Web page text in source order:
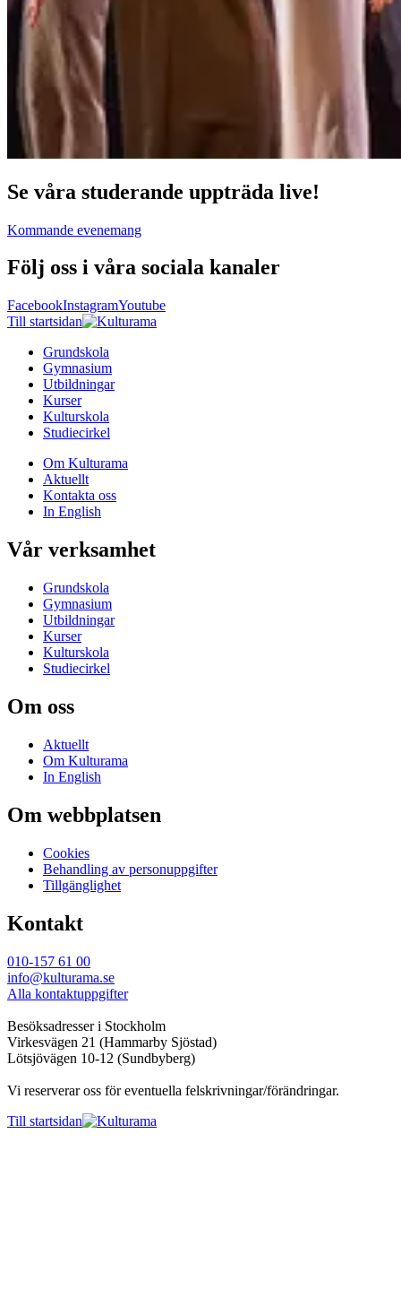
Se våra studerande uppträda live!
Kommande evenemang
Följ oss i våra sociala kanaler
FacebookInstagramYoutube
Till startsidan
Grundskola
Gymnasium
Utbildningar
Kurser
Kulturskola
Studiecirkel
Om Kulturama
Aktuellt
Kontakta oss
In English
Vår verksamhet
Grundskola
Gymnasium
Utbildningar
Kurser
Kulturskola
Studiecirkel
Om oss
Aktuellt
Om Kulturama
In English
Om webbplatsen
Cookies
Behandling av personuppgifter
Tillgänglighet
Kontakt
010-157 61 00
info@kulturama.se
Alla kontaktuppgifter
Besöksadresser i Stockholm
Virkesvägen 21 (Hammarby Sjöstad)
Lötsjövägen 10-12 (Sundbyberg)
Vi reserverar oss för eventuella felskrivningar/förändringar.
Till startsidan